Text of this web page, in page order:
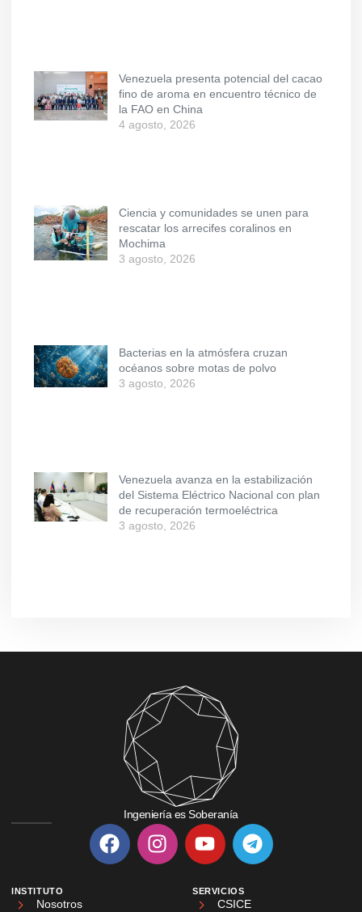
Venezuela presenta potencial del cacao
fino de aroma en encuentro técnico de
la FAO en China
4 agosto, 2026
Ciencia y comunidades se unen para
rescatar los arrecifes coralinos en
Mochima
3 agosto, 2026
Bacterias en la atmósfera cruzan
océanos sobre motas de polvo
3 agosto, 2026
Venezuela avanza en la estabilización
del Sistema Eléctrico Nacional con plan
de recuperación termoeléctrica
3 agosto, 2026
Ingeniería es Soberanía
INSTITUTO
Nosotros
SERVICIOS
CSICE